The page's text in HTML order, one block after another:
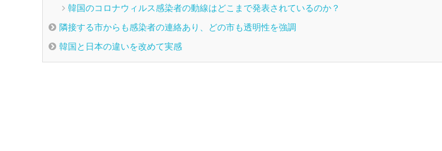
韓国のコロナウィルス感染者の動線はどこまで発表されているのか？
隣接する市からも感染者の連絡あり、どの市も透明性を強調
韓国と日本の違いを改めて実感